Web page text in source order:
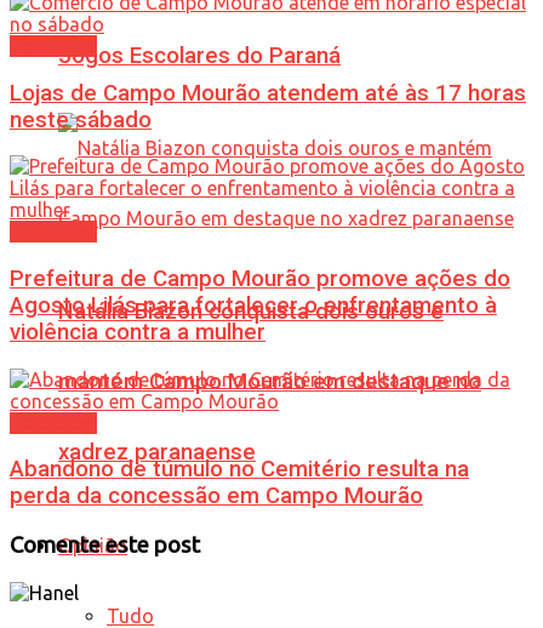
Jogos Escolares do Paraná
Natália Biazon conquista dois ouros e
mantém Campo Mourão em destaque no
xadrez paranaense
Opinião
Tudo
Lojas de Campo Mourão atendem até às 17 horas
neste sábado
Prefeitura de Campo Mourão promove ações do
Agosto Lilás para fortalecer o enfrentamento à
violência contra a mulher
Abandono de túmulo no Cemitério resulta na
perda da concessão em Campo Mourão
Comente este post